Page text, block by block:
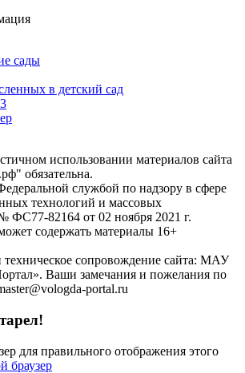
сады
в детский сад
использовании материалов сайта
обязательна.
службой по надзору в сфере
технологий и массовых
82164 от 02 ноября 2021 г.
содержать материалы 16+
сопровождение сайта: МАУ
Ваши замечания и пожелания по
portal.ru
для правильного отображения этого
браузер